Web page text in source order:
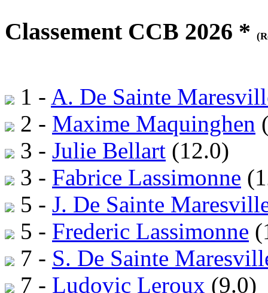
Classement CCB 2026 *
1 - A. De Sainte
2 - Maxime Maquinghen
3 - Julie Bellart (12.0)
3 - Fabrice Lassimonne
5 - J. De Sainte
5 - Frederic Lassimonne
7 - S. De Sainte
7 - Ludovic Leroux (9.0)